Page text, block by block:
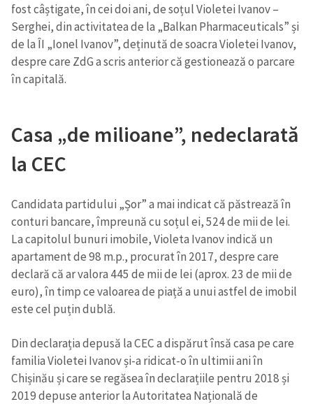
fost câștigate, în cei doi ani, de soțul Violetei Ivanov –
Serghei, din activitatea de la „Balkan Pharmaceuticals” și
de la ÎI „Ionel Ivanov”, deținută de soacra Violetei Ivanov,
despre care ZdG a scris anterior că gestionează o parcare
în capitală.
Casa „de milioane”, nedeclarată
la CEC
Candidata partidului „Șor” a mai indicat că păstrează în
conturi bancare, împreună cu soțul ei, 524 de mii de lei.
La capitolul bunuri imobile, Violeta Ivanov indică un
apartament de 98 m.p., procurat în 2017, despre care
declară că ar valora 445 de mii de lei (aprox. 23 de mii de
euro), în timp ce valoarea de piață a unui astfel de imobil
este cel puțin dublă.
Din declarația depusă la CEC a dispărut însă casa pe care
familia Violetei Ivanov și-a ridicat-o în ultimii ani în
Chișinău și care se regăsea în declarațiile pentru 2018 și
2019 depuse anterior la Autoritatea Națională de